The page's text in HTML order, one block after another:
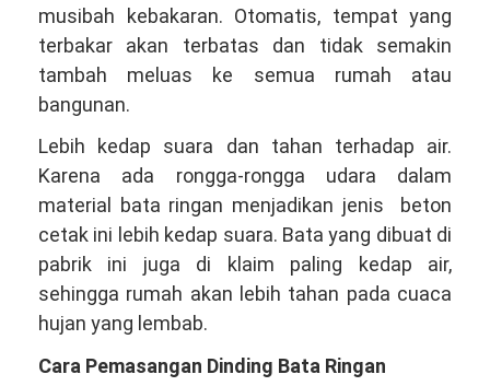
musibah kebakaran. Otomatis, tempat yang
terbakar akan terbatas dan tidak semakin
tambah meluas ke semua rumah atau
bangunan.
Lebih kedap suara dan tahan terhadap air.
Karena ada rongga-rongga udara dalam
material bata ringan menjadikan jenis beton
cetak ini lebih kedap suara. Bata yang dibuat di
pabrik ini juga di klaim paling kedap air,
sehingga rumah akan lebih tahan pada cuaca
hujan yang lembab.
Cara Pemasangan Dinding Bata Ringan